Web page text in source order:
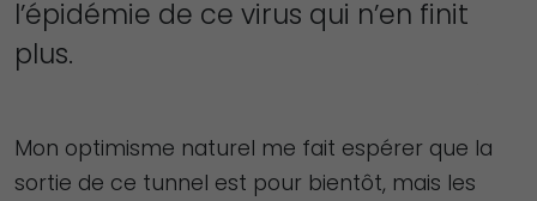
l’épidémie de ce virus qui n’en finit
plus.
Mon optimisme naturel me fait espérer que la
sortie de ce tunnel est pour bientôt, mais les